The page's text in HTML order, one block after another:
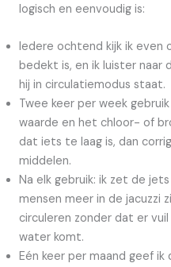
logisch en eenvoudig is:
Iedere ochtend kijk ik even
bedekt is, en ik luister
hij in circulatiemodus staat.
Twee keer per week
waarde en het chloor- of
dat iets te laag is, dan
middelen.
Na elk gebruik: ik zet de
mensen meer in de
circuleren zonder dat er
water komt.
Eén keer per maand geef